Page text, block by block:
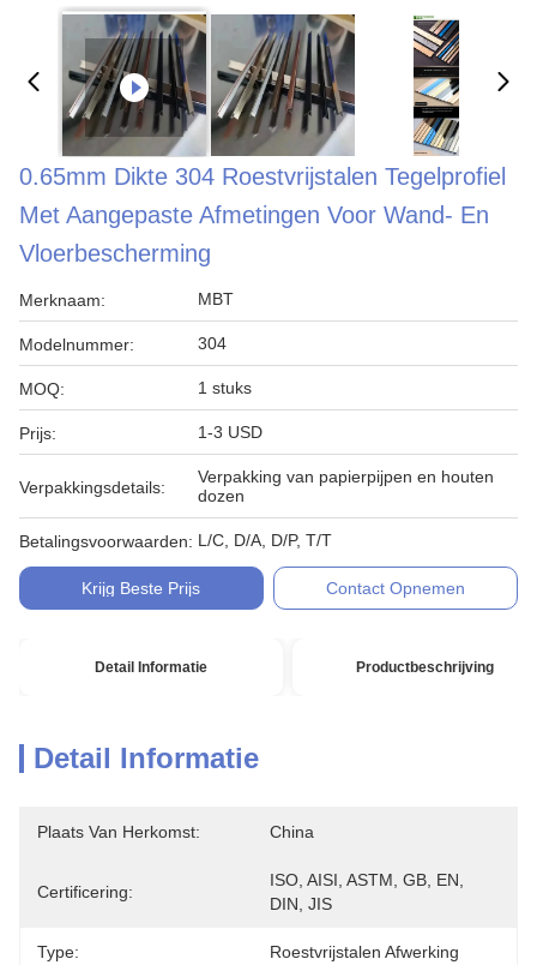
0.65mm Dikte 304 Roestvrijstalen Tegelprofiel
Met Aangepaste Afmetingen Voor Wand- En
Vloerbescherming
Merknaam: MBT
Modelnummer: 304
MOQ: 1 stuks
Prijs: 1-3 USD
Verpakkingsdetails:
Verpakking van papierpijpen en houten
dozen
Betalingsvoorwaarden: L/C, D/A, D/P, T/T
Krijg Beste Prijs Contact Opnemen
Detail Informatie Productbeschrijving
Detail Informatie
Plaats Van Herkomst: China
Certificering:
ISO, AISI, ASTM, GB, EN,
DIN, JIS
Type: Roestvrijstalen Afwerking